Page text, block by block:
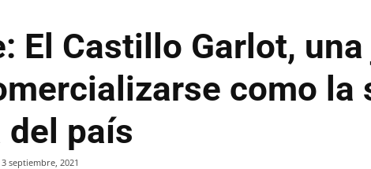
El Castillo Garlot,
como la
del país
3 septiembre, 2021